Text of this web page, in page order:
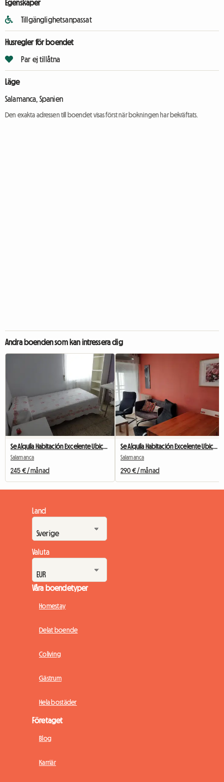
Egenskaper
Tillgänglighetsanpassat
Husregler för boendet
Par ej tillåtna
Läge
Salamanca, Spanien
Den exakta adressen till boendet visas först när bokningen har bekräftats.
Andra boenden som kan intressera dig
Salamanca
245 € / månad
Salamanca
290 € / månad
Land
Valuta
Våra boendetyper
Homestay
Delat boende
Coliving
Gästrum
Hela bostäder
Företaget
Blog
Karriär